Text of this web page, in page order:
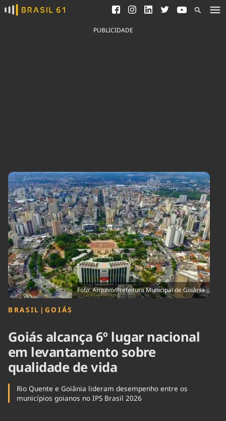
Ver todas as notícias
Saneamento
Indicadores
Agronegócios
Brasil
Brasil Mineral
Ciência &
Tecnologia
Cinema
Comportamento
Cultura
Economia
Educação
Infraestrutura
Internacional
Meio Ambiente
Podcast
Política
Saúde
Tempo
PUBLICIDADE
Foto: Arquivo/Prefeitura Municipal de Goiânia
BRASIL | GOIÁS
Goiás alcança 6º lugar nacional
em levantamento sobre
qualidade de vida
Rio Quente e Goiânia lideram desempenho entre os
municípios goianos no IPS Brasil 2026